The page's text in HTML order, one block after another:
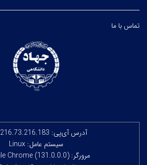
تماس با ما
آدرس آی‌پی: 216.73.216.183
سیستم عامل: Linux
مرورگر: Google Chrome (131.0.0.0)